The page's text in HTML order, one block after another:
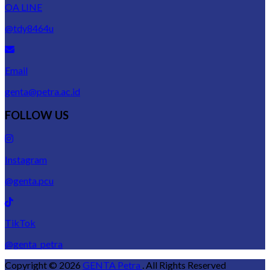
OA LINE
@tdy8464u
Email
genta@petra.ac.id
FOLLOW US
Instagram
@genta.pcu
TikTok
@genta_petra
Copyright © 2026 GENTA Petra . All Rights Reserved